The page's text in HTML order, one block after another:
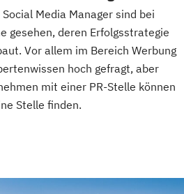
Media Manager sind bei
gesehen, deren Erfolgsstrategie
Vor allem im Bereich Werbung
hoch gefragt, aber
mit einer PR-Stelle können
Stelle finden.